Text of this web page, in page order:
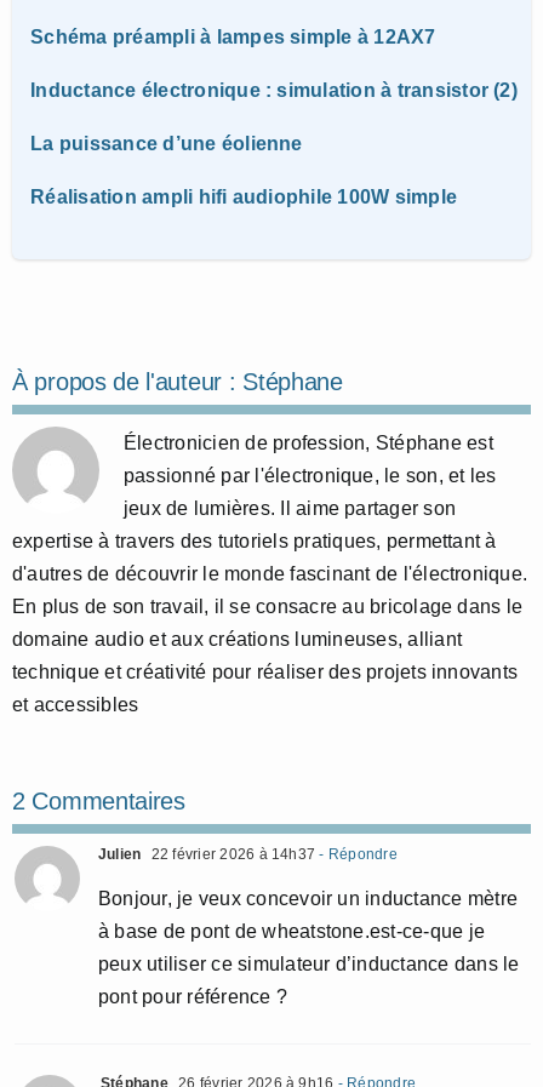
Schéma préampli à lampes simple à 12AX7
Inductance électronique : simulation à transistor (2)
La puissance d’une éolienne
Réalisation ampli hifi audiophile 100W simple
À propos de l'auteur : Stéphane
Électronicien de profession, Stéphane est
passionné par l'électronique, le son, et les
jeux de lumières. Il aime partager son
expertise à travers des tutoriels pratiques, permettant à
d'autres de découvrir le monde fascinant de l'électronique.
En plus de son travail, il se consacre au bricolage dans le
domaine audio et aux créations lumineuses, alliant
technique et créativité pour réaliser des projets innovants
et accessibles
2 Commentaires
Julien 22 février 2026 à 14h37 - Répondre
Bonjour, je veux concevoir un inductance mètre
à base de pont de wheatstone.est-ce-que je
peux utiliser ce simulateur d’inductance dans le
pont pour référence ?
Stéphane 26 février 2026 à 9h16 - Répondre